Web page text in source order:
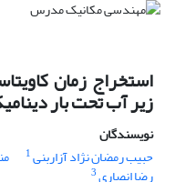
استخراج زمان
زیر آب تحت بار
نویسندگان
حبیب رمضان نژاد آزاربنی1
رضا انصاری3